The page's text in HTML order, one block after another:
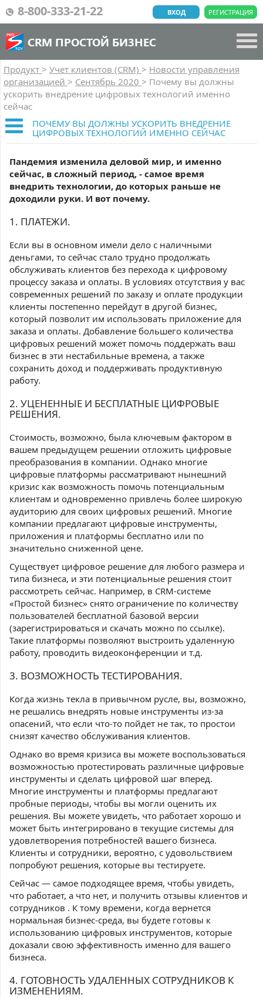
8-800-333-21-22 РЕГИСТРАЦИЯ
ВХОД
CRM ПРОСТОЙ БИЗНЕС
Продукт > Учет клиентов (CRM) > Новости управления
организацией > Сентябрь 2020 > Почему вы должны
ускорить внедрение цифровых технологий именно
сейчас
ПОЧЕМУ ВЫ ДОЛЖНЫ УСКОРИТЬ ВНЕДРЕНИЕ
ЦИФРОВЫХ ТЕХНОЛОГИЙ ИМЕННО СЕЙЧАС
Пандемия изменила деловой мир, и именно
сейчас, в сложный период, - самое время
внедрить технологии, до которых раньше не
доходили руки. И вот почему.
1. ПЛАТЕЖИ.
Если вы в основном имели дело с наличными
деньгами, то сейчас стало трудно продолжать
обслуживать клиентов без перехода к цифровому
процессу заказа и оплаты. В условиях отсутствия у вас
современных решений по заказу и оплате продукции
клиенты постепенно перейдут в другой бизнес,
который позволит им использовать приложение для
заказа и оплаты. Добавление большего количества
цифровых решений может помочь поддержать ваш
бизнес в эти нестабильные времена, а также
сохранить доход и поддерживать продуктивную
работу.
2. УЦЕНЕННЫЕ И БЕСПЛАТНЫЕ ЦИФРОВЫЕ
РЕШЕНИЯ.
Стоимость, возможно, была ключевым фактором в
вашем предыдущем решении отложить цифровые
преобразования в компании. Однако многие
цифровые платформы рассматривают нынешний
кризис как возможность помочь потенциальным
клиентам и одновременно привлечь более широкую
аудиторию для своих цифровых решений. Многие
компании предлагают цифровые инструменты,
приложения и платформы бесплатно или по
значительно сниженной цене.
Существует цифровое решение для любого размера и
типа бизнеса, и эти потенциальные решения стоит
рассмотреть сейчас. Например, в CRM-системе
«Простой бизнес» снято ограничение по количеству
пользователей бесплатной базовой версии
(зарегистрироваться и скачать можно по ссылке).
Такие платформы позволяют выстроить удаленную
работу, проводить видеоконференции и т.д.
3. ВОЗМОЖНОСТЬ ТЕСТИРОВАНИЯ.
Когда жизнь текла в привычном русле, вы, возможно,
не решались внедрять новые инструменты из-за
опасений, что если что-то пойдет не так, то простои
снизят качество обслуживания клиентов.
Однако во время кризиса вы можете воспользоваться
возможностью протестировать различные цифровые
инструменты и сделать цифровой шаг вперед.
Многие инструменты и платформы предлагают
пробные периоды, чтобы вы могли оценить их
решения. Вы можете увидеть, что работает хорошо и
может быть интегрировано в текущие системы для
удовлетворения потребностей вашего бизнеса.
Клиенты и сотрудники, вероятно, с удовольствием
попробуют решения, которые вы тестируете.
Сейчас — самое подходящее время, чтобы увидеть,
что работает, а что нет, и получить отзывы клиентов и
сотрудников . К тому времени, когда вернется
нормальная бизнес-среда, вы будете готовы к
использованию цифровых инструментов, которые
доказали свою эффективность именно для вашего
бизнеса.
4. ГОТОВНОСТЬ УДАЛЕННЫХ СОТРУДНИКОВ К
ИЗМЕНЕНИЯМ.